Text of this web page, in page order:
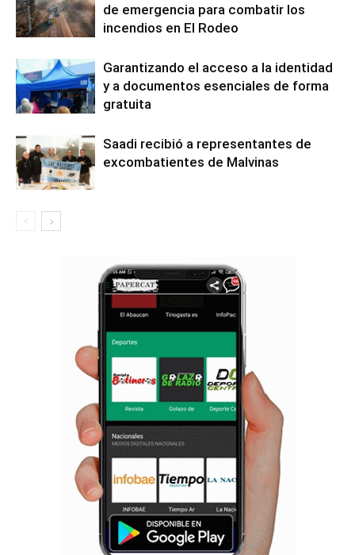
de emergencia para combatir los
incendios en El Rodeo
Garantizando el acceso a la identidad
y a documentos esenciales de forma
gratuita
Saadi recibió a representantes de
excombatientes de Malvinas